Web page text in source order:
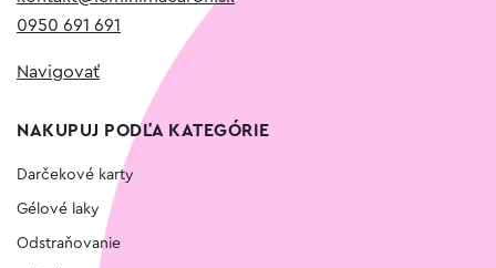
0950 691 691
Navigovať
NAKUPUJ PODĽA KATEGÓRIE
Darčekové karty
Gélové laky
Odstraňovanie